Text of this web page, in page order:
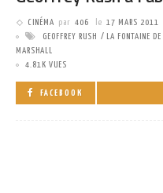
CINÉMA par 406 le 17 MARS 2011
GEOFFREY RUSH
LA FONTAINE
MARSHALL
4.81K VUES
FACEBOOK